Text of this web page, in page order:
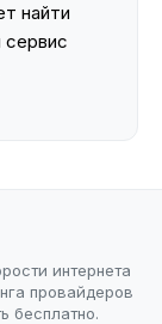
найти
интернета
провайдеров
бесплатно.